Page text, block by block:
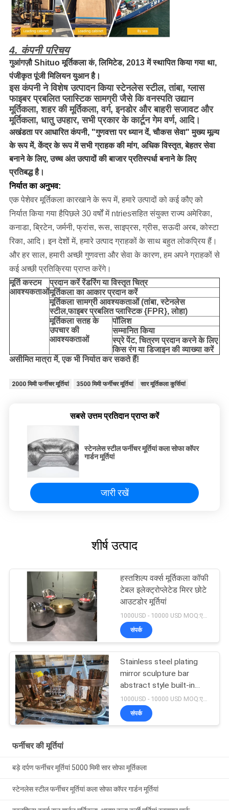
4. कंपनी परिचय
गुआंगज़ौ Shituo मूर्तिकला कं, लिमिटेड, 2013 में स्थापित किया गया था,
पंजीकृत पूंजी मिलियन युआन है।
इस कंपनी ने विशेष उत्पादन किया स्टेनलेस स्टील, तांबा, ग्लास
फाइबर प्रबलित प्लास्टिक सामग्री जैसे कि वनस्पति उद्यान
मूर्तिकला, शहर की मूर्तिकला, वर्ग, इनडोर और बाहरी सजावट और
मूर्तिकला, धातु उपहार, सभी प्रकार के कार्टून गेम वर्ण, आदि।
अखंडता पर आधारित कंपनी, "गुणवत्ता पर ध्यान दें, चौकस सेवा" मुख्य मूल्य
के रूप में, केंद्र के रूप में सभी ग्राहक की मांग, अधिक विस्तृत, बेहतर सेवा
बनाने के लिए, उच्च अंत उत्पादों की बाजार प्रतिस्पर्धा बनाने के लिए
प्रतिबद्ध है।
निर्यात का अनुभव:
एक पेशेवर मूर्तिकला कारखाने के रूप में, हमारे उत्पादों को कई कौए को
निर्यात किया गया हैपिछले 30 वर्षों में ntriesसहित संयुक्त राज्य अमेरिका,
कनाडा, ब्रिटेन, जर्मनी, फ्रांस, रूस, साइप्रस, ग्रीस, सऊदी अरब, कोस्टा
रिका, आदि। इन देशों में, हमारे उत्पाद ग्राहकों के साथ बहुत लोकप्रिय हैं।
और हर साल, हमारी अच्छी गुणवत्ता और सेवा के कारण, हम अपने ग्राहकों से
कई अच्छी प्रतिक्रिया प्राप्त करेंगे।
मूर्तिकस्टम
आवश्यकताओं
प्रदान करेंरेंडरिंग या विस्तृत चित्र
मूर्तिकला का आकार प्रदान करें
मूर्तिकला सामग्री आवश्यकताओं (तांबा, स्टेनलेस
स्टील,फाइबर प्रबलित प्लास्टिक {FPR}, लोहा)
मूर्तिकला सतह के
उपचार की
आवश्यकताओं
पॉलिश
सम्मानित किया
स्प्रे पेंट, चित्रण प्रदान करने के लिए
किस रंग या डिजाइन की व्याख्या करें
असीमित मात्रा में, एक भी निर्यात कर सकते हैं!
2000 मिमी फर्नीचर मूर्तियां 3500 मिमी फर्नीचर मूर्तियां सार मूर्तिकला कुर्सियां
सबसे उत्तम प्रतिदान प्राप्त करें
स्टेनलेस स्टील फर्नीचर मूर्तियां कला सोफा कॉपर
गार्डन मूर्तियां
जारी रखें
शीर्ष उत्पाद
हस्तशिल्प वर्क्स मूर्तिकला कॉफी
टेबल इलेक्ट्रोप्लेटेड मिरर छोटे
आउटडोर मूर्तियां
1000USD - 10000 USD MOQ:एक टुकड़ा
संपर्क
Stainless steel plating
mirror sculpture bar
abstract style built-in
lighting can be
customized sculpture
furniture
1000USD - 10000 USD MOQ:एक टुकड़ा
संपर्क
फर्नीचर की मूर्तियां
बड़े दर्पण फर्नीचर मूर्तियां 5000 मिमी सार सोफा मूर्तिकला
स्टेनलेस स्टील फर्नीचर मूर्तियां कला सोफा कॉपर गार्डन मूर्तियां